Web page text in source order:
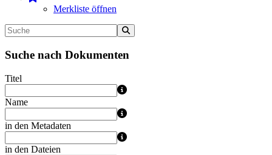
Merkliste öffnen
Suche nach Dokumenten
Titel
Name
in den Metadaten
in den Dateien